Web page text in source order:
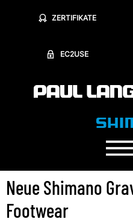
ZERTIFIKATE
EC2USE
Neue Shimano
Footwear